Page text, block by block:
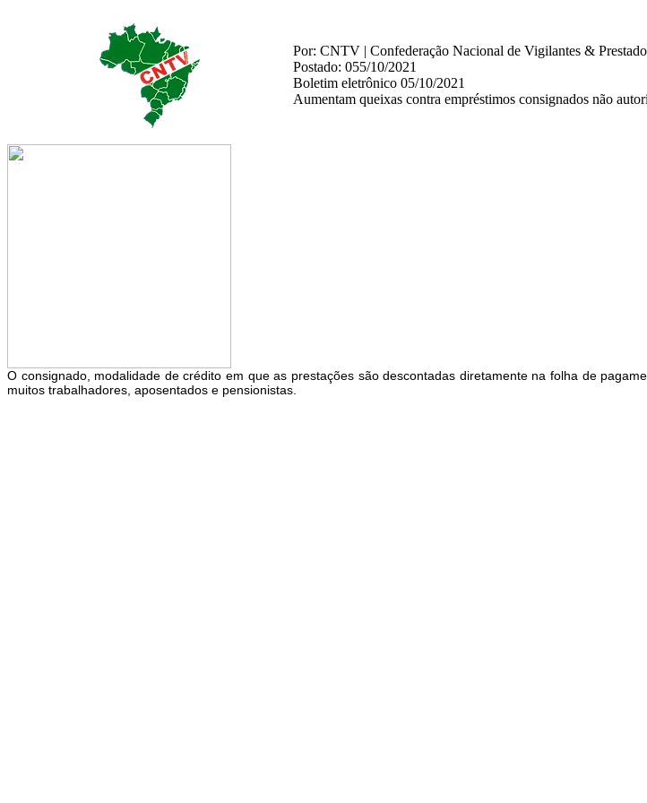
Por: CNTV | Confederação Nacional de Vigilantes &
Postado: 055/10/2021
Boletim eletrônico 05/10/2021
Aumentam queixas contra empréstimos consignados não
O consignado, modalidade de crédito em que as prestações são descontadas diretamente na folha de
muitos trabalhadores, aposentados e pensionistas.